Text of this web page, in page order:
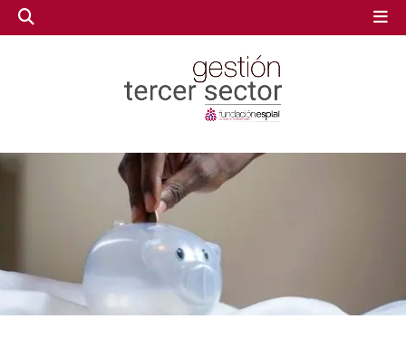
GESTIÓN TERCER SECTOR
CONECTA IA
VOLUNTARIADO.NET
GESTIÓN TERCER SECTOR
CONECTA IA
VOLUNTARIADO.NET